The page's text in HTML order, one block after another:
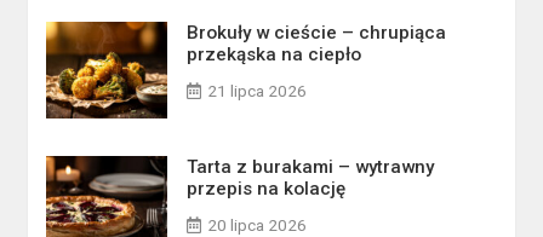
Brokuły w cieście – chrupiąca
przekąska na ciepło
21 lipca 2026
Tarta z burakami – wytrawny
przepis na kolację
20 lipca 2026